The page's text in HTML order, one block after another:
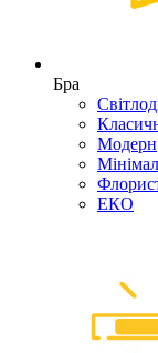
Бра
Модерн
ЕКО